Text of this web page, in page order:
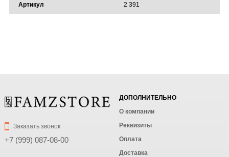
Артикул 2 391
Заказать звонок
+7 (999) 087-08-00
ДОПОЛНИТЕЛЬНО
О компании
Реквизиты
Оплата
Доставка